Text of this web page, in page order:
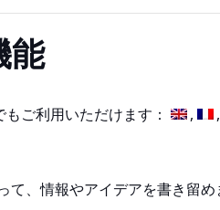
能
ご利用いただけます：
、情報やアイデアを書き留め